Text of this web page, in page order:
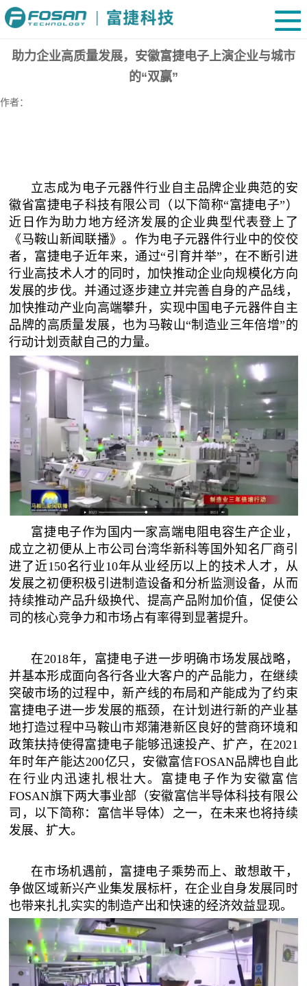
助力企业高质量发展，安徽富捷电子上演企业与城市
的“双赢”
作者：
立志成为电子元器件行业自主品牌企业典范的安
徽省富捷电子科技有限公司（以下简称“富捷电子”）
近日作为助力地方经济发展的企业典型代表登上了
《马鞍山新闻联播》。作为电子元器件行业中的佼佼
者，富捷电子近年来，通过“引育并举”，在不断引进
行业高技术人才的同时，加快推动企业向规模化方向
发展的步伐。并通过逐步建立并完善自身的产品线，
加快推动产业向高端攀升，实现中国电子元器件自主
品牌的高质量发展，也为马鞍山“制造业三年倍增”的
行动计划贡献自己的力量。
富捷电子作为国内一家高端电阻电容生产企业，
成立之初便从上市公司台湾华新科等国外知名厂商引
进了近150名行业10年从业经历以上的技术人才，从
发展之初便积极引进制造设备和分析监测设备，从而
持续推动产品升级换代、提高产品附加价值，促使公
司的核心竞争力和市场占有率得到显著提升。
在2018年，富捷电子进一步明确市场发展战略，
并基本形成面向各行各业大客户的产品能力，在继续
突破市场的过程中，新产线的布局和产能成为了约束
富捷电子进一步发展的瓶颈，在计划进行新的产业基
地打造过程中马鞍山市郑蒲港新区良好的营商环境和
政策扶持使得富捷电子能够迅速投产、扩产，在2021
年时年产能达200亿只，安徽富信FOSAN品牌也自此
在行业内迅速扎根壮大。富捷电子作为安徽富信
FOSAN旗下两大事业部（安徽富信半导体科技有限公
司，以下简称：富信半导体）之一，在未来也将持续
发展、扩大。
在市场机遇前，富捷电子乘势而上、敢想敢干，
争做区域新兴产业集发展标杆，在企业自身发展同时
也带来扎扎实实的制造产出和快速的经济效益显现。